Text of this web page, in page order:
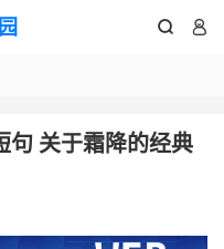
 
句 关于霜降的经典